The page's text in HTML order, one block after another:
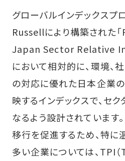
グローバルインデックスプ
Russellにより構築された
Japan Sector Relative
において相対的に、環境、社
の対応に優れた日本企業
映するインデックスで、セク
なるよう設計されています
移行を促進するため、特
多い企業については、